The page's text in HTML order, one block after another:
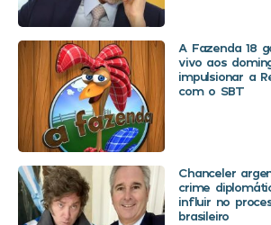
A Fazenda 18
vivo aos
impulsionar a
com o SBT
Chanceler
crime
influir no
brasileiro